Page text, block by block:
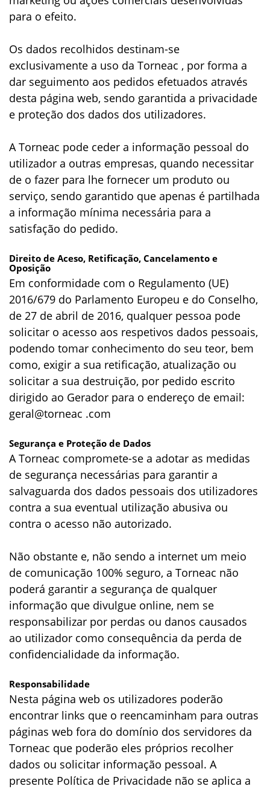
para o efeito.
Os dados recolhidos destinam-se
exclusivamente a uso da Torneac , por forma a
dar seguimento aos pedidos efetuados através
desta página web, sendo garantida a privacidade
e proteção dos dados dos utilizadores.
A Torneac pode ceder a informação pessoal do
utilizador a outras empresas, quando necessitar
de o fazer para lhe fornecer um produto ou
serviço, sendo garantido que apenas é partilhada
a informação mínima necessária para a
satisfação do pedido.
Direito de Aceso, Retificação, Cancelamento e
Oposição
Em conformidade com o Regulamento (UE)
2016/679 do Parlamento Europeu e do Conselho,
de 27 de abril de 2016, qualquer pessoa pode
solicitar o acesso aos respetivos dados pessoais,
podendo tomar conhecimento do seu teor, bem
como, exigir a sua retificação, atualização ou
solicitar a sua destruição, por pedido escrito
dirigido ao Gerador para o endereço de email:
geral@torneac .com
Segurança e Proteção de Dados
A Torneac compromete-se a adotar as medidas
de segurança necessárias para garantir a
salvaguarda dos dados pessoais dos utilizadores
contra a sua eventual utilização abusiva ou
contra o acesso não autorizado.
Não obstante e, não sendo a internet um meio
de comunicação 100% seguro, a Torneac não
poderá garantir a segurança de qualquer
informação que divulgue online, nem se
responsabilizar por perdas ou danos causados
ao utilizador como consequência da perda de
confidencialidade da informação.
Responsabilidade
Nesta página web os utilizadores poderão
encontrar links que o reencaminham para outras
páginas web fora do domínio dos servidores da
Torneac que poderão eles próprios recolher
dados ou solicitar informação pessoal. A
presente Política de Privacidade não se aplica a